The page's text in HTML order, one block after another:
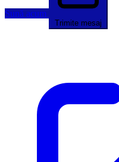
Sună acum
Trimite mesaj